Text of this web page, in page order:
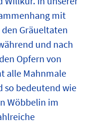
mit
Gräueltaten
und nach
Opfern von
alle Mahnmale
so bedeutend wie
Wöbbelin im